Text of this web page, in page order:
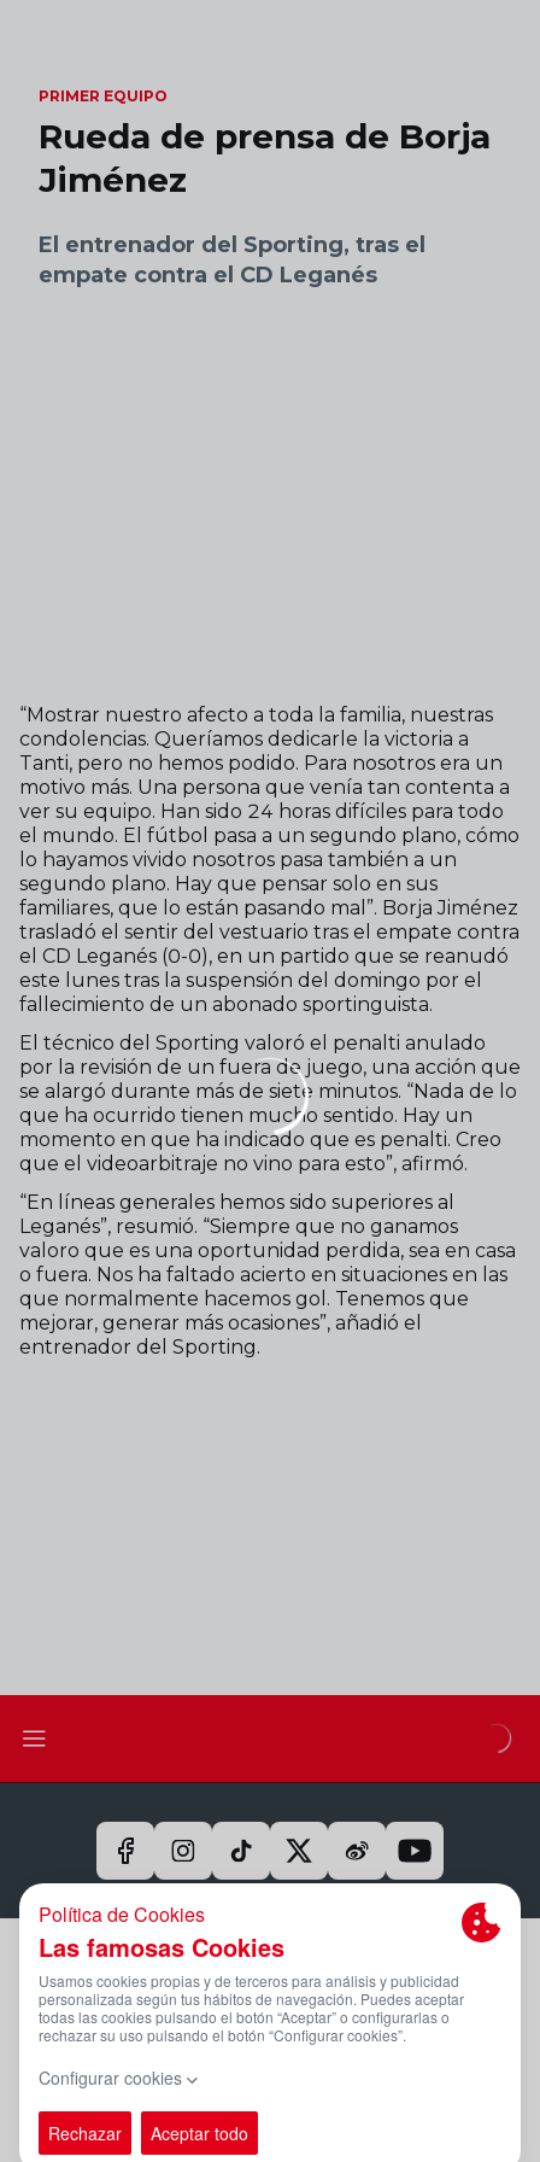
PRIMER EQUIPO
Rueda de prensa de Borja
Jiménez
El entrenador del Sporting, tras el
empate contra el CD Leganés
“Mostrar nuestro afecto a toda la familia, nuestras
condolencias. Queríamos dedicarle la victoria a
Tanti, pero no hemos podido. Para nosotros era un
motivo más. Una persona que venía tan contenta a
ver su equipo. Han sido 24 horas difíciles para todo
el mundo. El fútbol pasa a un segundo plano, cómo
lo hayamos vivido nosotros pasa también a un
segundo plano. Hay que pensar solo en sus
familiares, que lo están pasando mal”. Borja Jiménez
trasladó el sentir del vestuario tras el empate contra
el CD Leganés (0-0), en un partido que se reanudó
este lunes tras la suspensión del domingo por el
fallecimiento de un abonado sportinguista.
El técnico del Sporting valoró el penalti anulado
por la revisión de un fuera de juego, una acción que
se alargó durante más de siete minutos. “Nada de lo
que ha ocurrido tienen mucho sentido. Hay un
momento en que ha indicado que es penalti. Creo
que el videoarbitraje no vino para esto”, afirmó.
“En líneas generales hemos sido superiores al
Leganés”, resumió. “Siempre que no ganamos
valoro que es una oportunidad perdida, sea en casa
o fuera. Nos ha faltado acierto en situaciones en las
que normalmente hacemos gol. Tenemos que
mejorar, generar más ocasiones”, añadió el
entrenador del Sporting.
Aviso Legal Y Condiciones De Uso
Política De Privacidad
Compromiso Con La Protección De Datos Personales
Canal Ético
PÁGINA OFICIAL © REAL SPORTING 2025